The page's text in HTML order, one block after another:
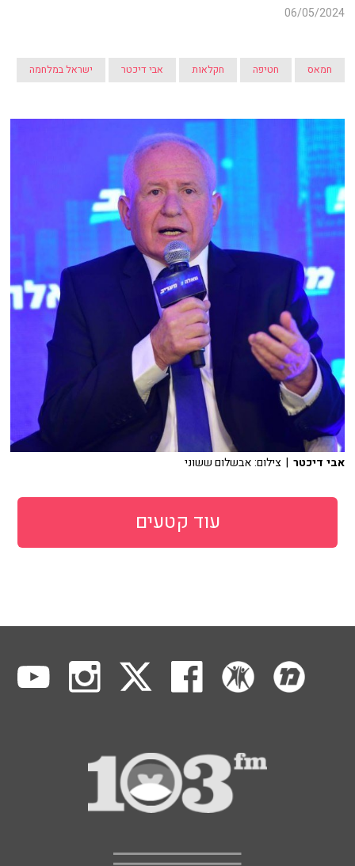
06/05/2024
חמאס חטיפה חקלאות אבי דיכטר ישראל במלחמה
אבי דיכטר | צילום: אבשלום ששוני
עוד קטעים